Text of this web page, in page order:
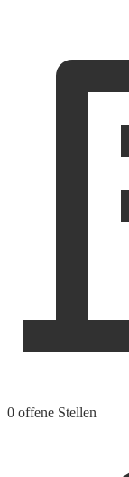
0 offene Stellen